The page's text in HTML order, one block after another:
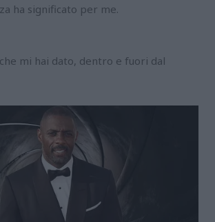
ha significato per me.
mi hai dato, dentro e fuori dal